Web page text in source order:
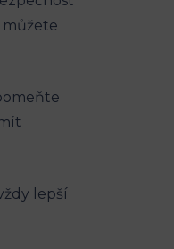
můžete
lepší